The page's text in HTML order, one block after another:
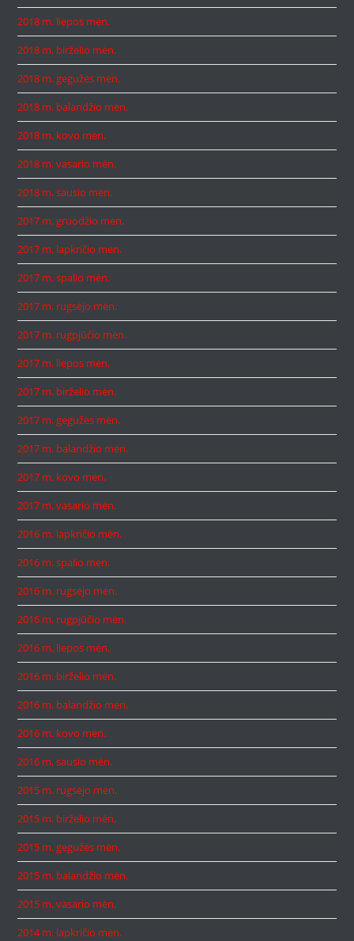
2018 m. liepos mėn.
2018 m. birželio mėn.
2018 m. gegužės mėn.
2018 m. balandžio mėn.
2018 m. kovo mėn.
2018 m. vasario mėn.
2018 m. sausio mėn.
2017 m. gruodžio mėn.
2017 m. lapkričio mėn.
2017 m. spalio mėn.
2017 m. rugsėjo mėn.
2017 m. rugpjūčio mėn.
2017 m. liepos mėn.
2017 m. birželio mėn.
2017 m. gegužės mėn.
2017 m. balandžio mėn.
2017 m. kovo mėn.
2017 m. vasario mėn.
2016 m. lapkričio mėn.
2016 m. spalio mėn.
2016 m. rugsėjo mėn.
2016 m. rugpjūčio mėn.
2016 m. liepos mėn.
2016 m. birželio mėn.
2016 m. balandžio mėn.
2016 m. kovo mėn.
2016 m. sausio mėn.
2015 m. rugsėjo mėn.
2015 m. birželio mėn.
2015 m. gegužės mėn.
2015 m. balandžio mėn.
2015 m. vasario mėn.
2014 m. lapkričio mėn.